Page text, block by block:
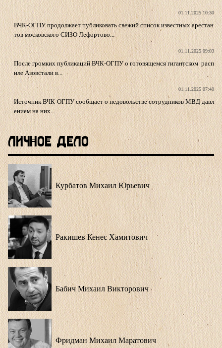
01.11.2025 10:30
ВЧК-ОГПУ продолжает публиковать свежий список известных арестан
тов московского СИЗО Лефортово...
01.11.2025 09:03
После громких публикаций ВЧК-ОГПУ о готовящемся гигантском расп
иле Азовстали в...
01.11.2025 07:40
Источник ВЧК-ОГПУ сообщает о недовольстве сотрудников МВД давл
ением на них...
Личное Дело
Курбатов Михаил Юрьевич
Ракишев Кенес Хамитович
Бабич Михаил Викторович
Фридман Михаил Маратович